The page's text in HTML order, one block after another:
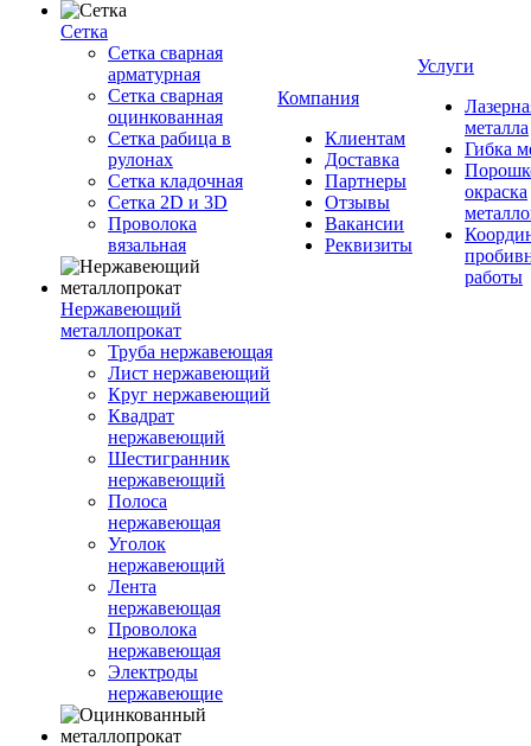
Сетка
Сетка сварная
арматурная
Сетка сварная
оцинкованная
Сетка рабица в
рулонах
Сетка кладочная
Сетка 2D и 3D
Проволока
вязальная
Нержавеющий
металлопрокат
Труба нержавеющая
Лист нержавеющий
Круг нержавеющий
Квадрат
нержавеющий
Шестигранник
нержавеющий
Полоса
нержавеющая
Уголок
нержавеющий
Лента
нержавеющая
Проволока
нержавеющая
Электроды
нержавеющие
Компания
Клиентам
Доставка
Партнеры
Отзывы
Вакансии
Реквизиты
Услуги
металла
Гибка
окраска
работы